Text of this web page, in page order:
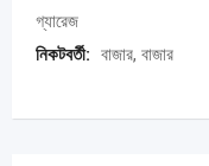
গ্যারেজ
নিকটবর্তী: বাজার, বাজার